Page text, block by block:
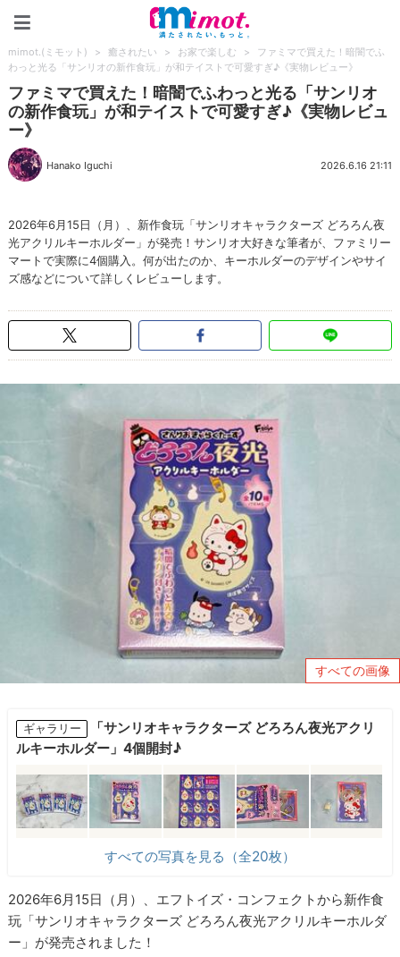
mimot.(ミモット) > 癒されたい > お家で楽しむ >
ファミマで買えた！暗闇でふ
わっと光る「サンリオの新作食玩」が和テイストで可愛すぎ♪《実物レビュー》
ファミマで買えた！暗闇でふわっと光る「サンリオ
の新作食玩」が和テイストで可愛すぎ♪《実物レビュ
ー》
Hanako Iguchi 2026.6.16 21:11
2026年6月15日（月）、新作食玩「サンリオキャラクターズ どろろん夜
光アクリルキーホルダー」が発売！サンリオ大好きな筆者が、ファミリー
マートで実際に4個購入。何が出たのか、キーホルダーのデザインやサイ
ズ感などについて詳しくレビューします。
すべての画像
ギャラリー
「サンリオキャラクターズ どろろん夜光アクリ
ルキーホルダー」4個開封♪
すべての写真を見る（全20枚）
2026年6月15日（月）、エフトイズ・コンフェクトから新作食
玩「サンリオキャラクターズ どろろん夜光アクリルキーホルダ
ー」が発売されました！